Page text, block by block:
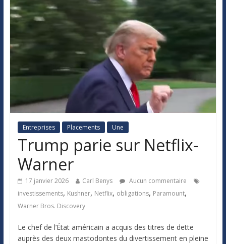
Entreprises Placements Une
Trump parie sur Netflix-
Warner
17 janvier 2026 Carl Benys
Aucun commentaire
investissements, Kushner, Netflix, obligations, Paramount,
Warner Bros. Discovery
Le chef de l’État américain a acquis des titres de dette
auprès des deux mastodontes du divertissement en pleine